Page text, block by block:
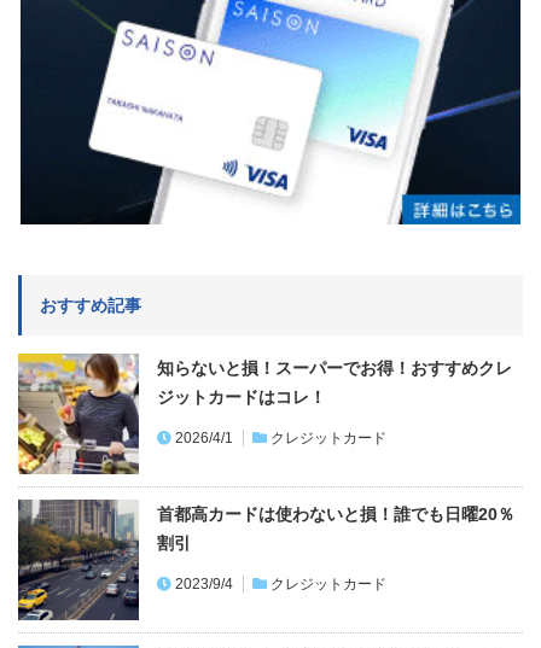
おすすめ記事
知らないと損！スーパーでお得！おすすめクレ
ジットカードはコレ！
2026/4/1 クレジットカード
首都高カードは使わないと損！誰でも日曜20％
割引
2023/9/4 クレジットカード